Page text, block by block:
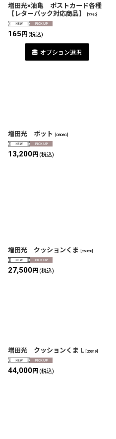
増田光×油亀 ポストカード各種
【レターパック対応商品】
7790]
165円 (税込)
オプション選択
増田光 ポット 0806G
13,200円 (税込)
増田光 クッションくま 25320]
27,500円 (税込)
増田光 クッションくま L 25319
44,000円 (税込)